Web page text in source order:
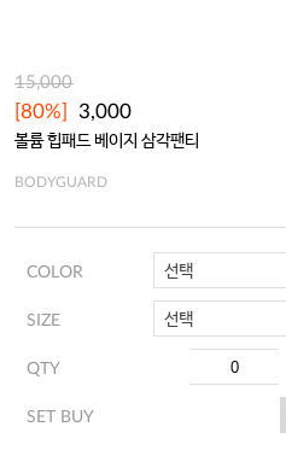
15,000
[80%] 3,000
볼륨 힙패드 베이지 삼각팬티
BODYGUARD
COLOR 선택
SIZE 선택
QTY
SET BUY